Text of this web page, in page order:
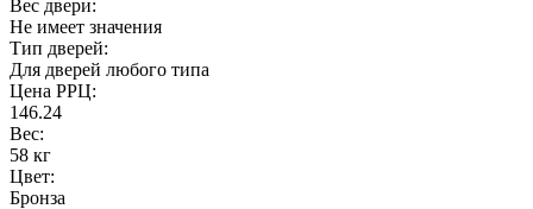
Вес двери:
Не имеет значения
Тип дверей:
Для дверей любого типа
Цена РРЦ:
146.24
Вес:
58 кг
Цвет:
Бронза